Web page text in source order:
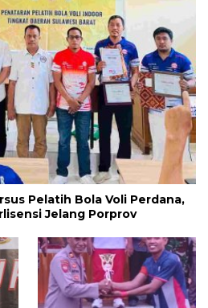
Pelatih Bola Voli Perdana,
Jelang Porprov